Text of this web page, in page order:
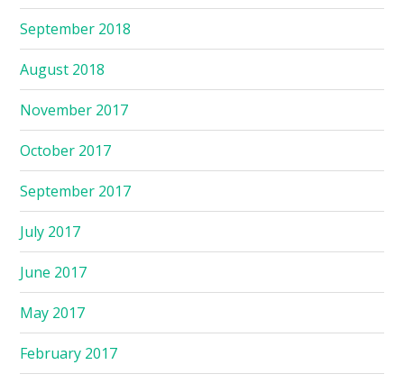
September 2018
August 2018
November 2017
October 2017
September 2017
July 2017
June 2017
May 2017
February 2017